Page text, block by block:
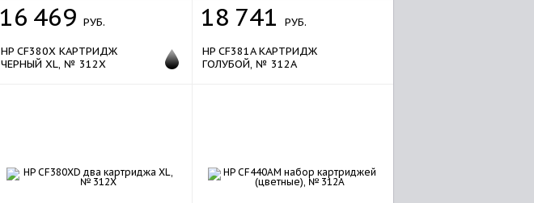
16 469 РУБ.
HP CF380X КАРТРИДЖ
ЧЕРНЫЙ XL, № 312X
18 741 РУБ.
HP CF381A КАРТРИДЖ
ГОЛУБОЙ, № 312A